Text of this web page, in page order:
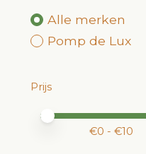
Alle merken
Pomp de Lux
Prijs
Minimale
Price maximum
€0 - €10